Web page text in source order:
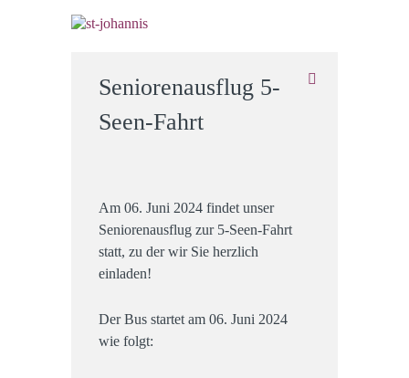
Seniorenausflug 5-
Seen-Fahrt
Am 06. Juni 2024 findet unser
Seniorenausflug zur 5-Seen-Fahrt
statt, zu der wir Sie herzlich
einladen!
Der Bus startet am 06. Juni 2024
wie folgt: